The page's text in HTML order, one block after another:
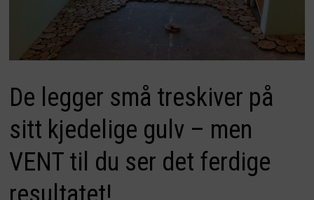
De legger små treskiver på
sitt kjedelige gulv – men
VENT til du ser det ferdige